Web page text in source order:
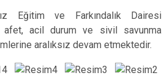
Eğitim ve Farkındalık Dairesi
afet, acil durum ve sivil savunma
aralıksız devam etmektedir.